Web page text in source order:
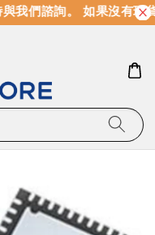
們諮詢。 如果沒有現